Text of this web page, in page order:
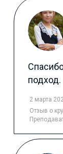
подход.
2 марта
Отзыв о